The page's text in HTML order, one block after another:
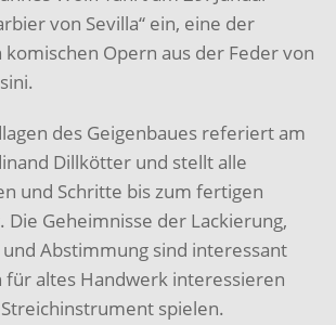
von Sevilla“ ein, eine der
Opern aus der Feder von
des Geigenbaues referiert am
Dillkötter und stellt alle
und Schritte bis zum fertigen
Geheimnisse der Lackierung,
Abstimmung sind interessant
für altes Handwerk interessieren
spielen.